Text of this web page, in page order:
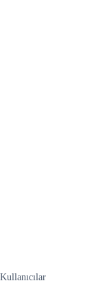
Kullanıcılar